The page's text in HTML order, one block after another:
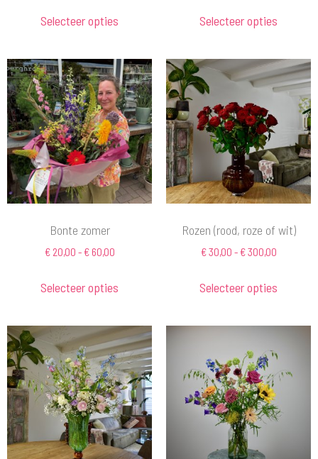
Selecteer opties Selecteer opties
Bonte zomer
€20,00 -€60,00
Selecteer opties
Rozen (rood, roze of wit)
€30,00 -€300,00
Selecteer opties